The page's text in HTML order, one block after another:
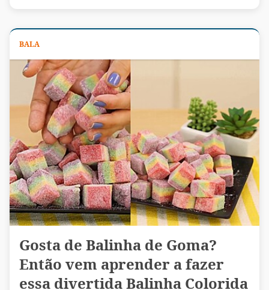
BALA
Gosta de Balinha de Goma?
Então vem aprender a fazer
essa divertida Balinha Colorida